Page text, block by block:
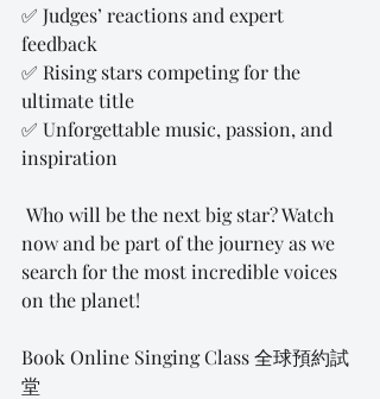
✅ Judges’ reactions and expert
feedback
✅ Rising stars competing for the
ultimate title
✅ Unforgettable music, passion, and
inspiration
now and be part of the journey as we
search for the most incredible voices
on the planet!
Book Online Singing Class 全球預約試
堂